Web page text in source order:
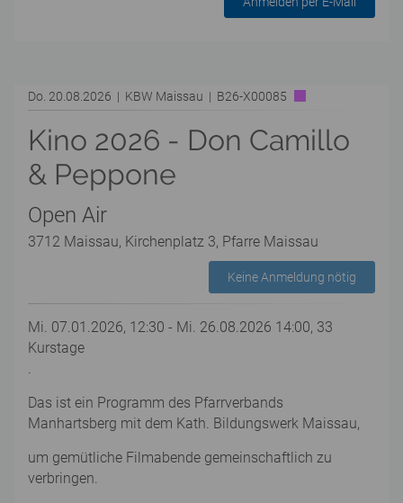
Do. 20.08.2026 | KBW Maissau | B26-X00085
Kino 2026 - Don Camillo
& Peppone
Open Air
3712 Maissau, Kirchenplatz 3, Pfarre Maissau
Keine Anmeldung nötig
Mi. 07.01.2026, 12:30 - Mi. 26.08.2026 14:00, 33
Kurstage
.
Das ist ein Programm des Pfarrverbands
Manhartsberg mit dem Kath. Bildungswerk Maissau,
um gemütliche Filmabende gemeinschaftlich zu
verbringen.